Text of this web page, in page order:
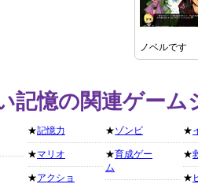
ノベルです
記憶の関連ゲーム
★記憶力
★マリオ
★アクショ
★ゾンビ
★育成ゲー
ム
★
★
★